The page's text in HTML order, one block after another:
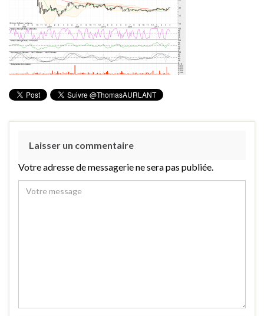
Laisser un commentaire
Votre adresse de messagerie ne sera pas publiée.